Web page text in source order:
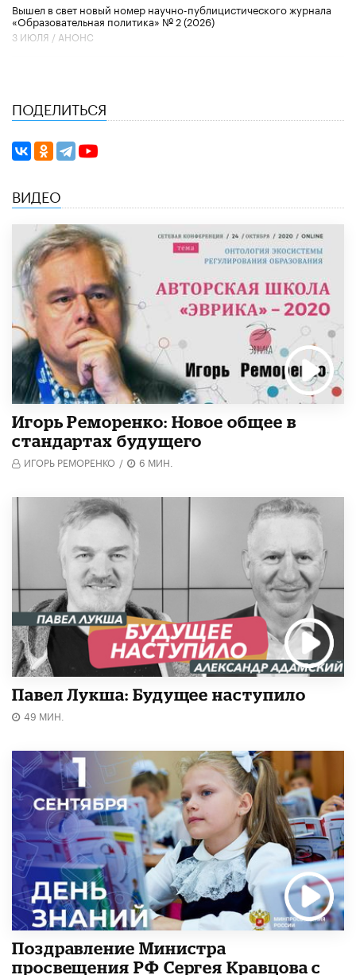
Вышел в свет новый номер научно-публицистического журнала
«Образовательная политика» № 2 (2026)
3 ИЮЛЯ / АНОНС
ПОДЕЛИТЬСЯ
ВИДЕО
Игорь Реморенко: Новое общее в
стандартах будущего
ИГОРЬ РЕМОРЕНКО / 6 МИН.
Павел Лукша: Будущее наступило
49 МИН.
Поздравление Министра
просвещения РФ Сергея Кравцова с